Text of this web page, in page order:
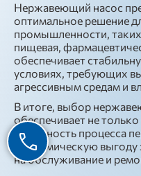
Нержавеющий насос
оптимальное решение
промышленности,
пищевая,
обеспечивает
условиях, требующих
агрессивным средам и
В итоге, выбор
обеспечивает не
надежность процесса
экономическую выгоду
на обслуживание и